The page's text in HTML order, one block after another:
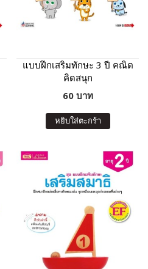
แบบฝึกเสริมทักษะ 3 ปี คณิต
คิดสนุก
60 บาท
หยิบใส่ตะกร้า